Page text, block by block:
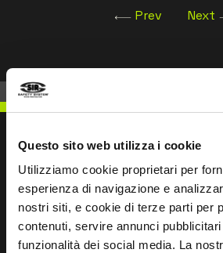
Questo sito web utilizza i cookie
Utilizziamo cookie proprietari per
esperienza di navigazione e
nostri siti, e cookie di terze parti per
contenuti, servire annunci
funzionalità dei social media. La
Prev Next